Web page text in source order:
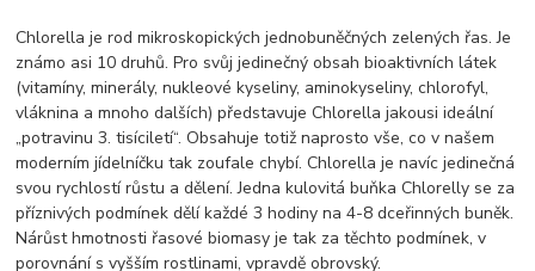
Chlorella je rod mikroskopických jednobuněčných zelených řas. Je
známo asi 10 druhů. Pro svůj jedinečný obsah bioaktivních látek
(vitamíny, minerály, nukleové kyseliny, aminokyseliny, chlorofyl,
vláknina a mnoho dalších) představuje Chlorella jakousi ideální
„potravinu 3. tisíciletí“. Obsahuje totiž naprosto vše, co v našem
moderním jídelníčku tak zoufale chybí. Chlorella je navíc jedinečná
svou rychlostí růstu a dělení. Jedna kulovitá buňka Chlorelly se za
příznivých podmínek dělí každé 3 hodiny na 4-8 dceřinných buněk.
Nárůst hmotnosti řasové biomasy je tak za těchto podmínek, v
porovnání s vyšším rostlinami, vpravdě obrovský.